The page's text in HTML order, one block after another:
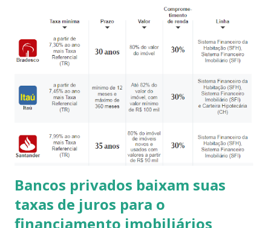
tanto a região e a torna tão requisitada nos períodos
festivos e de férias. Na região de Intermares temos a
conhecida Praia dos Macacos , que é um point dos surfistas
que lá encontram ondas favoráveis para a prática e treino
do surf . Ali temos também um projeto de auxílio às
Tartarugas Marinhas Urbanas – o Guajiru que busca
proteger a todos os animais que chegam para botar seus
ovos e auxiliar aqueles que possam estar machucados com
o lixo marítimo. Na avenida que acom...
Bancos privados baixam suas
taxas de juros para o
financiamento imobiliários